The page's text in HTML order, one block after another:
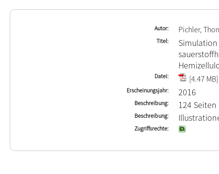
Autor Pichler,
Titel
Datei [4.47 MB]
Erscheinungsjahr 2016
Beschreibung 124 Seiten
Beschreibung
Zugriffsrechte